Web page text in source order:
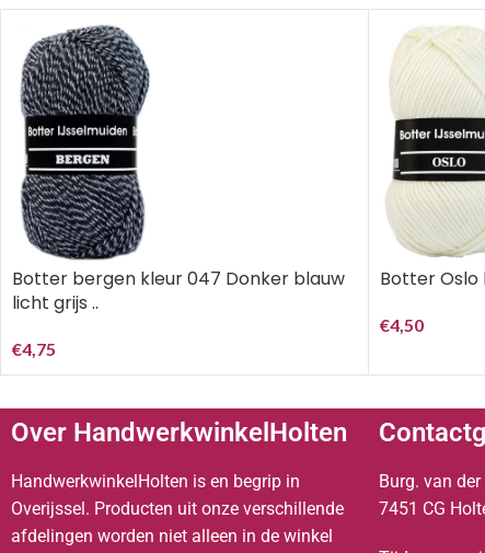
Botter bergen kleur 047 Donker blauw
licht grijs ..
€4,75
Botter Oslo
€4,50
Over HandwerkwinkelHolten
HandwerkwinkelHolten is en begrip in
Overijssel. Producten uit onze verschillende
afdelingen worden niet alleen in de winkel
Burg. van
7451 CG